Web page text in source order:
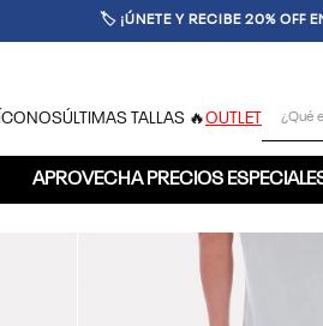
🏷️ ¡ÚNETE Y RECIBE 20% OFF
ÍCONOSÚLTIMAS TALLAS 🔥OUTLET
APROVECHA PRECIOS